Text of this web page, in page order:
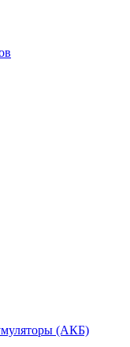
(АКБ)